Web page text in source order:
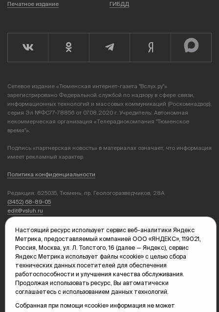
Печатное издание
ГИБДД
Сетевое издание «Тюменская интернет-газета "Вслух.ру"»
зарегистрировано Федеральной службой по надзору в сфере связи,
информационных технологий и массовых коммуникаций (Роскомнадзор),
серия Эл №ФС77-78856 от 07.08.2020 г. Учредитель: Автономная
некоммерческая организация «Телерадиокомпания "Тюменское
время"».
Подпись «партнерская новость» в материалах означает, что информация
имеет рекламный характер.
Политика конфиденциальности
Редакция: 625035, Тюмень, пр. Геологоразведчиков, 28А
(3452) 68-89-05
edit@vsluh.ru
Главный редактор: Панкина Т.Ю.
kika@vsluh.ru
По вопросам рекламы:
(3452) 68-89-78
kotovaev@sibinformburo.ru
mim@vsluh.ru
Настоящий ресурс использует сервис веб-аналитики Яндекс
Метрика, предоставляемый компанией ООО «ЯНДЕКС», 119021,
Россия, Москва, ул. Л. Толстого, 16 (далее — Яндекс), сервис
Яндекс Метрика использует файлы «cookie» с целью сбора
технических данных посетителей для обеспечения
работоспособности и улучшения качества обслуживания.
Продолжая использовать ресурс, Вы автоматически
соглашаетесь с использованием данных технологий.
Собранная при помощи «cookie» информация не может